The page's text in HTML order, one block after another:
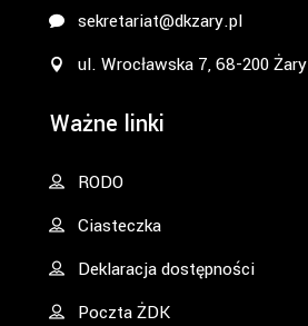
sekretariat@dkzary.pl
ul. Wrocławska 7, 68-200 Żary
Ważne linki
RODO
Ciasteczka
Deklaracja dostępności
Poczta ŻDK